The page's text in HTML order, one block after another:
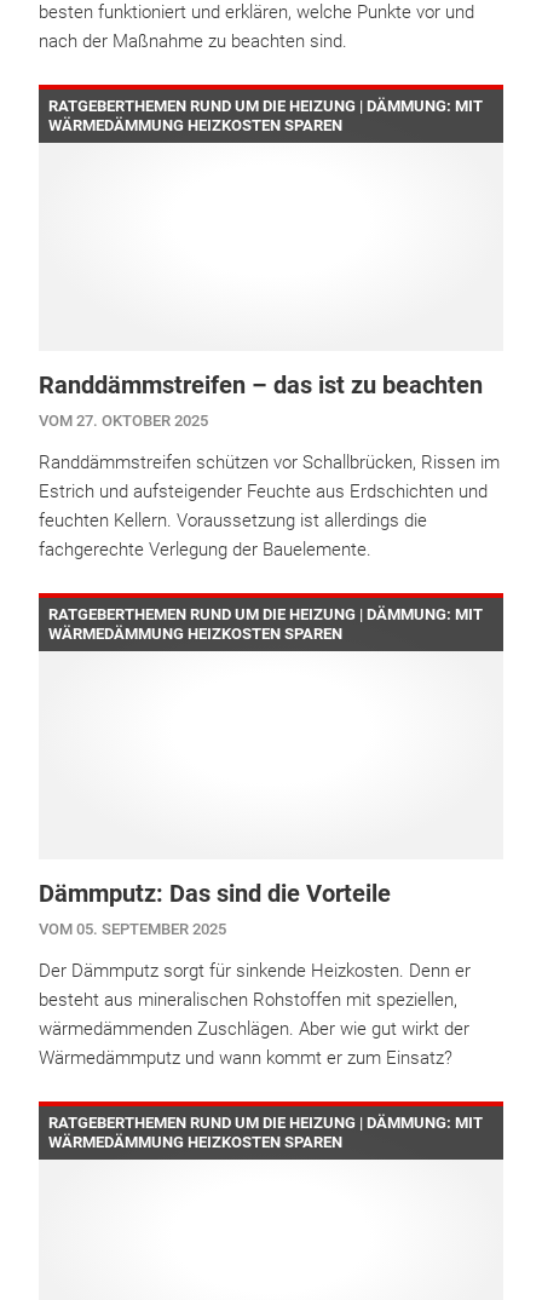
besten funktioniert und erklären, welche Punkte vor und
nach der Maßnahme zu beachten sind.
RATGEBERTHEMEN RUND UM DIE HEIZUNG | DÄMMUNG: MIT
WÄRMEDÄMMUNG HEIZKOSTEN SPAREN
Randdämmstreifen – das ist zu beachten
VOM 27. OKTOBER 2025
Randdämmstreifen schützen vor Schallbrücken, Rissen im
Estrich und aufsteigender Feuchte aus Erdschichten und
feuchten Kellern. Voraussetzung ist allerdings die
fachgerechte Verlegung der Bauelemente.
RATGEBERTHEMEN RUND UM DIE HEIZUNG | DÄMMUNG: MIT
WÄRMEDÄMMUNG HEIZKOSTEN SPAREN
Dämmputz: Das sind die Vorteile
VOM 05. SEPTEMBER 2025
Der Dämmputz sorgt für sinkende Heizkosten. Denn er
besteht aus mineralischen Rohstoffen mit speziellen,
wärmedämmenden Zuschlägen. Aber wie gut wirkt der
Wärmedämmputz und wann kommt er zum Einsatz?
RATGEBERTHEMEN RUND UM DIE HEIZUNG | DÄMMUNG: MIT
WÄRMEDÄMMUNG HEIZKOSTEN SPAREN